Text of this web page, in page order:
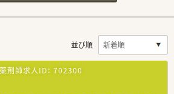
並び順
薬剤師求人ID： 702300